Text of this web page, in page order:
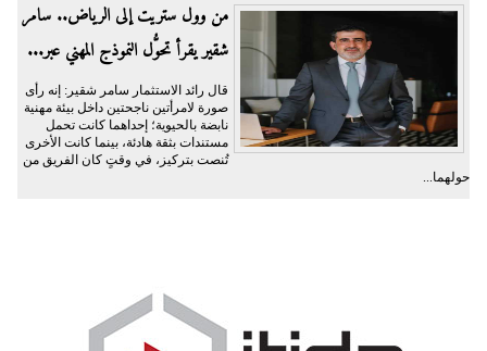
من وول ستريت إلى الرياض.. سامر
شقير يقرأ تحوُّل النموذج المهني عبر...
قال رائد الاستثمار سامر شقير: إنه رأى
صورة لامرأتين ناجحتين داخل بيئة مهنية
نابضة بالحيوية؛ إحداهما كانت تحمل
مستندات بثقة هادئة، بينما كانت الأخرى
تُنصت بتركيز، في وقتٍ كان الفريق من
حولهما...